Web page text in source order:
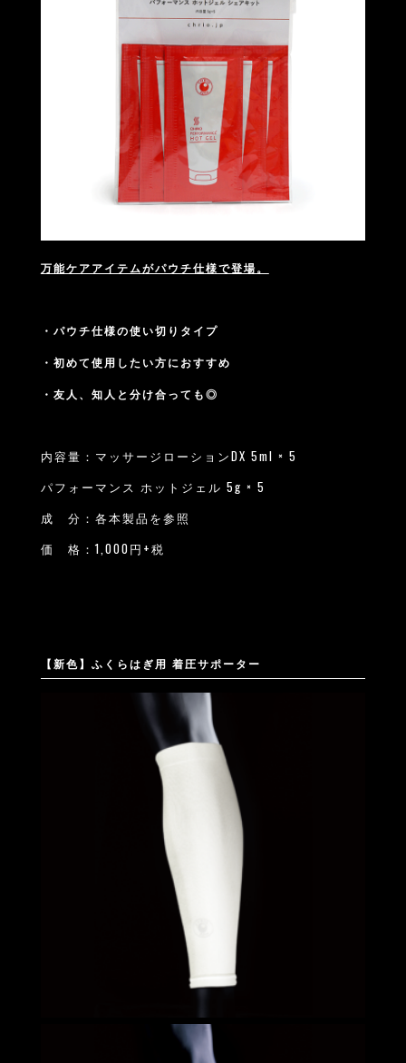
万能ケアアイテムがパウチ仕様で登場。
・パウチ仕様の使い切りタイプ
・初めて使用したい方におすすめ
・友人、知人と分け合っても◎
内容量：マッサージローションDX 5ml × 5
パフォーマンス ホットジェル 5g × 5
成 分：各本製品を参照
価 格：1,000円+税
【新色】ふくらはぎ用 着圧サポーター